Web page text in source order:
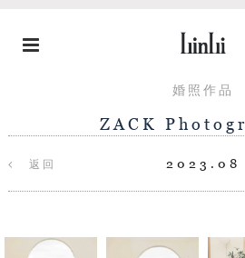
婚照作品
ZACK
返回 2023.08